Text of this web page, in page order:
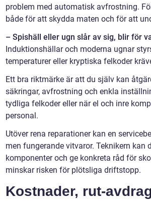
problem med automatisk avfrostning.
både för att skydda maten och för att
– Spishäll eller ugn slår av sig, blir för
Induktionshällar och moderna ugnar
temperaturer eller kryptiska felkoder
Ett bra riktmärke är att du själv kan
säkringar, avfrostning och enkla
tydliga felkoder eller när el och inre
personal.
Utöver rena reparationer kan en
men fungerande vitvaror. Teknikern
komponenter och ge konkreta råd för
minskar risken för plötsliga driftstopp.
Kostnader, rut-